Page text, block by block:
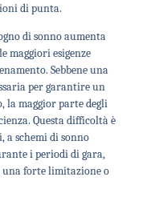
di punta.
di sonno aumenta
maggiori esigenze
Sebbene una
per garantire un
la maggior parte degli
Questa difficoltà è
schemi di sonno
i periodi di gara,
una forte limitazione o